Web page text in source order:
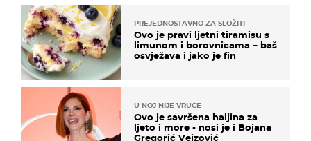
PREJEDNOSTAVNO ZA SLOŽITI
Ovo je pravi ljetni tiramisu s
limunom i borovnicama – baš
osvježava i jako je fin
U NOJ NIJE VRUĆE
Ovo je savršena haljina za
ljeto i more - nosi je i Bojana
Gregorić Vejzović